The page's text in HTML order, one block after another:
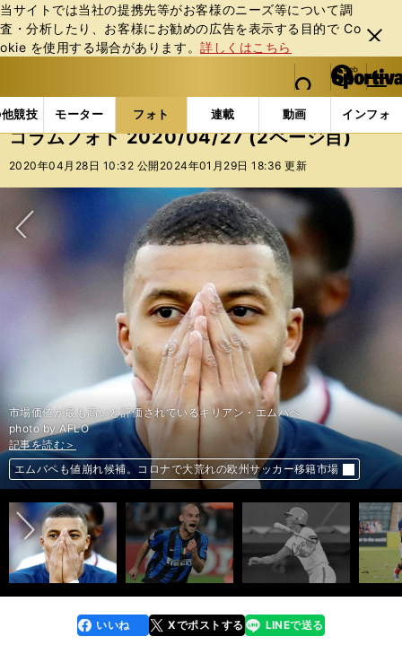
当サイトでは当社の提携先等がお客様のニーズ等について調
査・分析したり、お客様にお勧めの広告を表⽰する⽬的で Co
okie を使⽤する場合があります。詳しくはこちら
閉じ
る
web Sportiva (webスポルティーバ)
検索
マイペ
ー
ジ
メニュ
競技 モーター フォト 連載 動画 インフォ
b
ス
ポ
ル
ー
バ
フォトギャラリー コラムフォト コラムフォト
コラムフォト 2020/04/27 (2ページ目)
2020年04月28日 10:32 公開 2024年01月29日 18:36 更新
記事を読む＞
最強メンバーへ五輪延期はチャンス。男子セブンズに加えたい選手たち
市場価値が最も高いと評価されているキリアン・エムバペ
photo by AFLO
記事を読む＞
エムバペも値崩れ候補。コロナで大荒れの欧州サッカー移籍市場
記事を読む＞
バロンドール史上最大のミス。2010年はスナイデルが受賞すべきだった
記事を読む＞
山田久志が引退を決意した衝撃弾。清原和博はシンカーを完璧に捉えた
前へ
faceboo
k
いいね Xでポストする
line LINEで送る